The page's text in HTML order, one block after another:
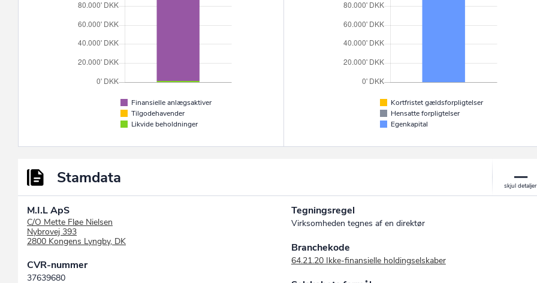
Finansielle anlægsaktiver
Tilgodehavender
Likvide beholdninger
Kortfristet gældsforpligtelser
Hensatte forpligtelser
Egenkapital
Stamdata
M.I.L ApS
C/O Mette Fløe Nielsen
Nybrovej 393
2800 Kongens Lyngby, DK
CVR-nummer
37639680
Tegningsregel
Virksomheden tegnes af en direktør
Branchekode
64.21.20 Ikke-finansielle holdingselskaber